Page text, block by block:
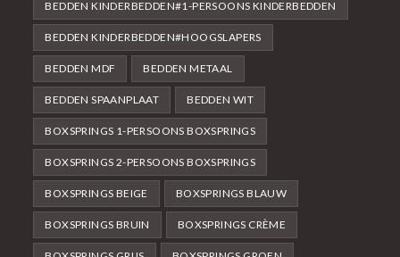
BEDDEN KINDERBEDDEN#1-PERSOONS KINDERBEDDEN
BEDDEN KINDERBEDDEN#HOOGSLAPERS
BEDDEN MDF BEDDEN METAAL
BEDDEN SPAANPLAAT BEDDEN WIT
BOXSPRINGS 1-PERSOONS BOXSPRINGS
BOXSPRINGS 2-PERSOONS BOXSPRINGS
BOXSPRINGS BEIGE BOXSPRINGS BLAUW
BOXSPRINGS BRUIN BOXSPRINGS CRÈME